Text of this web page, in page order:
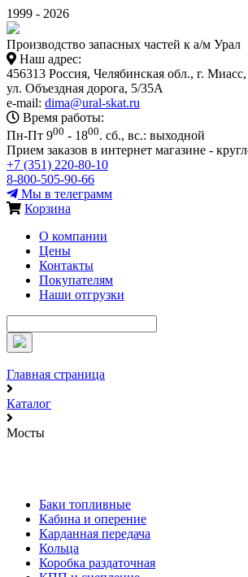
1999 - 2026
Производство запасных частей к а/м Урал
Наш адрес:
456313 Россия, Челябинская обл., г. Миасс,
ул. Объездная дорога, 5/35А
e-mail: dima@ural-skat.ru
Время работы:
Пн-Пт 900 - 1800. сб., вс.: выходной
Прием заказов в интернет магазине -
+7 (351) 220-80-10
8-800-505-90-66
Мы в телеграмм
Корзина
О компании
Цены
Контакты
Покупателям
Наши отгрузки
Главная страница
Каталог
Мосты
Баки топливные
Кабина и оперение
Карданная передача
Кольца
Коробка раздаточная